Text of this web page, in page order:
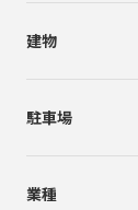
建物
駐車場
業種